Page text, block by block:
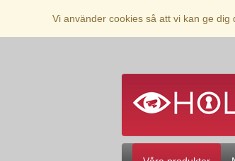
Vi använder cookies så att vi kan ge